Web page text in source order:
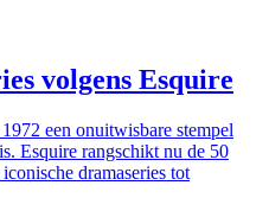
volgens Esquire
een onuitwisbare stempel
Esquire rangschikt nu de 50
dramaseries tot